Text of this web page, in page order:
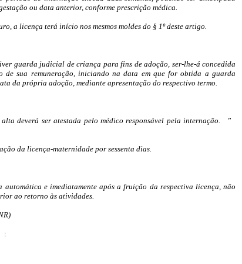
ou data anterior, conforme prescrição médica.
a licença terá início nos mesmos moldes do § 1º deste artigo.
guarda judicial de criança para fins de adoção, ser-lhe-á concedida
de sua remuneração, iniciando na data em que for obtida a guarda
da própria adoção, mediante apresentação do respectivo termo.
deverá ser atestada pelo médico responsável pela internação.
”
da licença-maternidade por sessenta dias.
automática e imediatamente após a fruição da respectiva licença, não
ao retorno às atividades.
: